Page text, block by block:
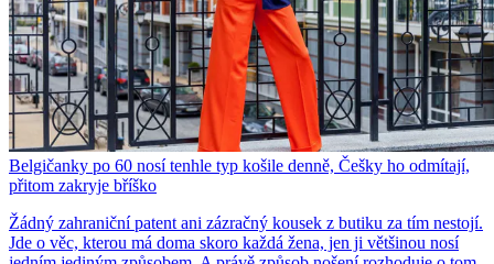
Belgičanky po 60 nosí tenhle typ košile denně, Češky ho odmítají,
přitom zakryje bříško
Žádný zahraniční patent ani zázračný kousek z butiku za tím nestojí.
Jde o věc, kterou má doma skoro každá žena, jen ji většinou nosí